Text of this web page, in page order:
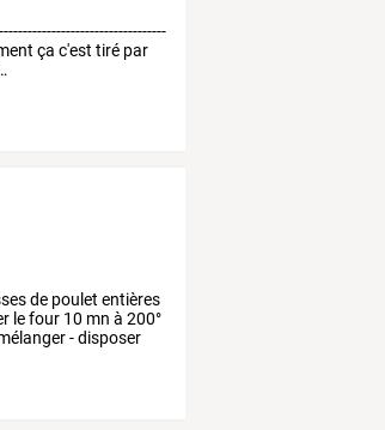
ça c'est tiré par
de poulet entières
lefour 10 mn à 200°
-disposer